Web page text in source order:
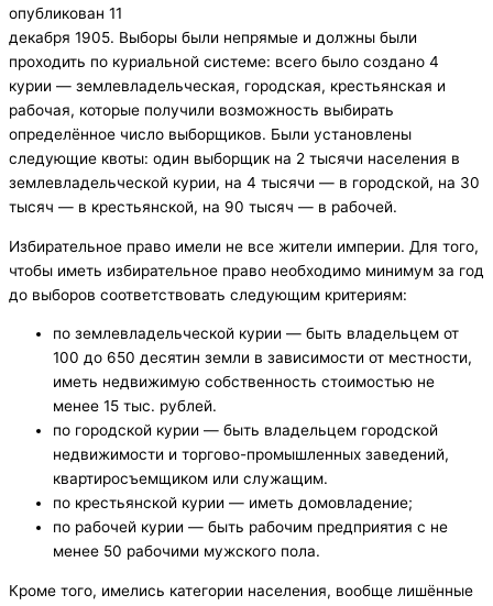
опубликован 11
декабря 1905. Выборы были непрямые и должны были
проходить по куриальной системе: всего было создано 4
курии — землевладельческая, городская, крестьянская и
рабочая, которые получили возможность выбирать
определённое число выборщиков. Были установлены
следующие квоты: один выборщик на 2 тысячи населения в
землевладельческой курии, на 4 тысячи — в городской, на 30
тысяч — в крестьянской, на 90 тысяч — в рабочей.
Избирательное право имели не все жители империи. Для того,
чтобы иметь избирательное право необходимо минимум за год
до выборов соответствовать следующим критериям:
по землевладельческой курии — быть владельцем от
100 до 650 десятин земли в зависимости от местности,
иметь недвижимую собственность стоимостью не
менее 15 тыс. рублей.
по городской курии — быть владельцем городской
недвижимости и торгово-промышленных заведений,
квартиросъемщиком или служащим.
по крестьянской курии — иметь домовладение;
по рабочей курии — быть рабочим предприятия с не
менее 50 рабочими мужского пола.
Кроме того, имелись категории населения, вообще лишённые